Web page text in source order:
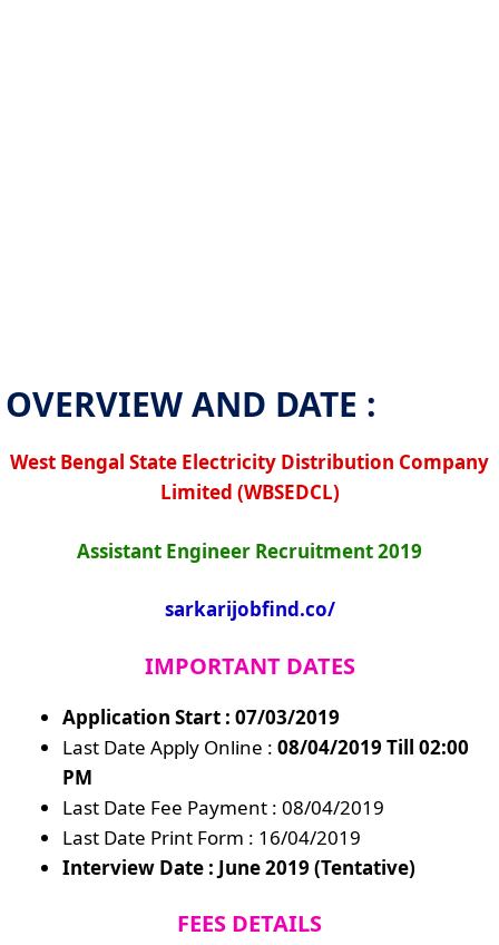
OVERVIEW AND DATE :
West Bengal State Electricity Distribution Company
Limited (WBSEDCL)
Assistant Engineer Recruitment 2019
sarkarijobfind.co/
IMPORTANT DATES
Application Start : 07/03/2019
Last Date Apply Online : 08/04/2019 Till 02:00
PM
Last Date Fee Payment : 08/04/2019
Last Date Print Form : 16/04/2019
Interview Date : June 2019 (Tentative)
FEES DETAILS